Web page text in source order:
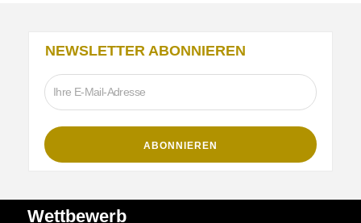
NEWSLETTER ABONNIEREN
Wettbewerb